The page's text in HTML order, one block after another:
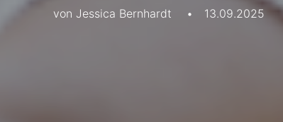
von Jessica Bernhardt • 13.09.2025